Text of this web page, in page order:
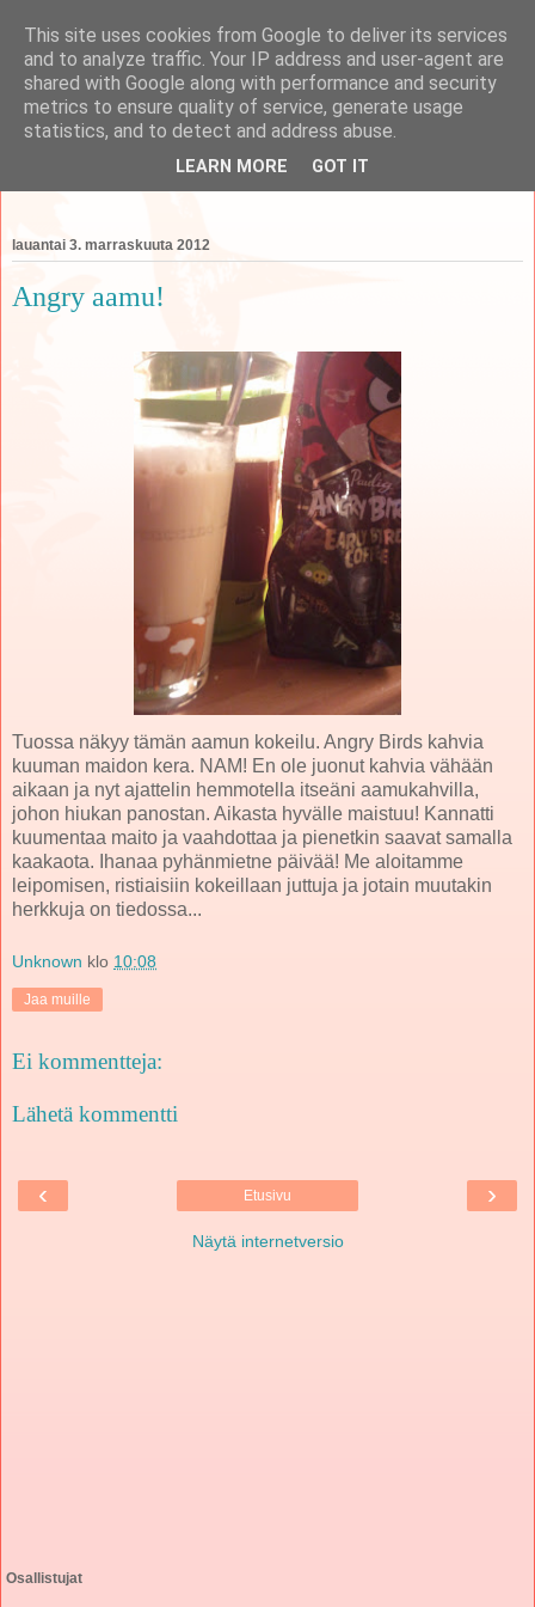
koti
perheen tempauksia äidin näkökulmasta käsittelevä blogi
lauantai 3. marraskuuta 2012
Angry aamu!
Tuossa näkyy tämän aamun kokeilu. Angry Birds kahvia
kuuman maidon kera. NAM! En ole juonut kahvia vähään
aikaan ja nyt ajattelin hemmotella itseäni aamukahvilla,
johon hiukan panostan. Aikasta hyvälle maistuu! Kannatti
kuumentaa maito ja vaahdottaa ja pienetkin saavat samalla
kaakaota. Ihanaa pyhänmietne päivää! Me aloitamme
leipomisen, ristiaisiin kokeillaan juttuja ja jotain muutakin
herkkuja on tiedossa...
Unknown klo 10:08
Jaa muille
Ei kommentteja:
Lähetä kommentti
‹ ›
Etusivu
Näytä internetversio
Osallistujat
This site uses cookies from Google to deliver its services
and to analyze traffic. Your IP address and user-agent are
shared with Google along with performance and security
metrics to ensure quality of service, generate usage
statistics, and to detect and address abuse.
LEARN MORE GOT IT